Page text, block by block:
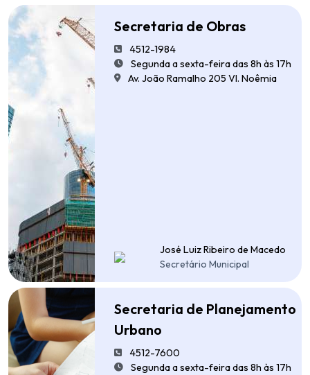
Secretaria de Obras
4512-1984
Segunda a sexta-feira das 8h às 17h
Av. João Ramalho 205 Vl. Noêmia
José Luiz Ribeiro de Macedo
Secretário Municipal
Secretaria de Planejamento
Urbano
4512-7600
Segunda a sexta-feira das 8h às 17h